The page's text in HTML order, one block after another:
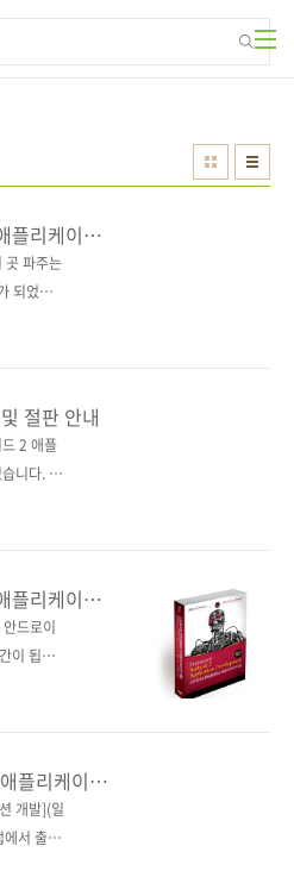
플리케이션
안내
곳 파주는
되었습
네요.
에게서
는 회사
다. 책
소스 코
에 대한
아래에
다. 역자
한 소스
절판 안내
2 애플
니다. 이
행되었
의노트를
, LUG운
드로이
강의노
지 못함
발]로 강
출판사로
드리도
플리케이션
.드로이
이 됩니
다. 인터
고 있는
사들이
마스
플리케이션
개발](일
에서 출간
은 안드